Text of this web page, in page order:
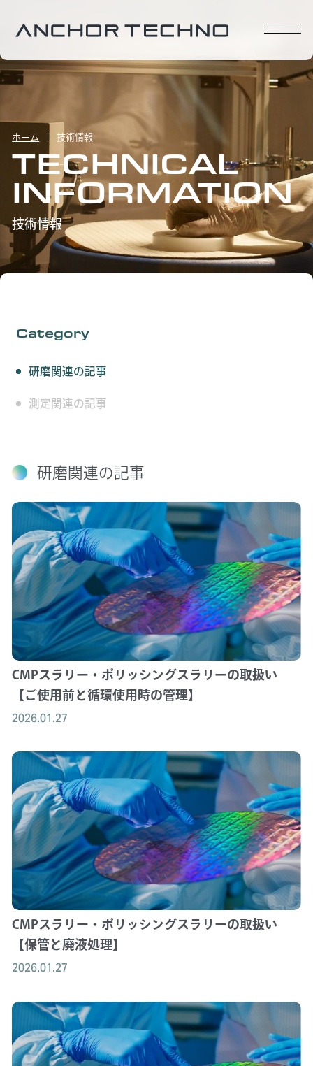
ホーム 技術情報
TECHNICAL
INFORMATION
技術情報
Category
研磨関連の記事
測定関連の記事
研磨関連の記事
CMPスラリー・ポリッシングスラリーの取扱い
【ご使用前と循環使用時の管理】
2026.01.27
CMPスラリー・ポリッシングスラリーの取扱い
【保管と廃液処理】
2026.01.27